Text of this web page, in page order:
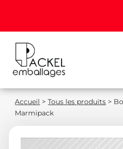
Accueil >Tous les produits >
Marmipack